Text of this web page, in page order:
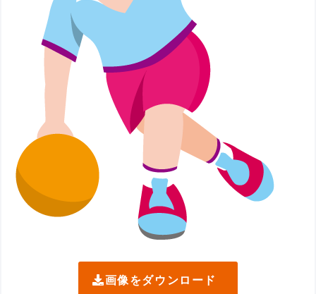
画像をダウンロード